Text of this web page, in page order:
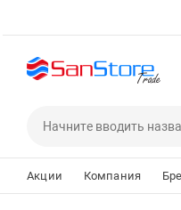
Акции Компания